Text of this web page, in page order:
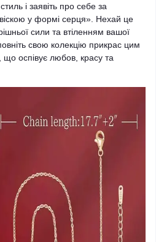
і заявіть про себе за
у формі серця». Нехай це
сили та втіленням вашої
свою колекцію прикрас цим
оспівує любов, красу та